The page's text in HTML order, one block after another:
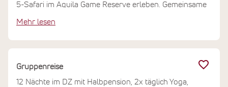
5-Safari im Aquila Game Reserve erleben. Gemeinsame
Kap der Guten Hoffnung schaffen Raum für das, was
Mehr lesen
Gruppenreise
12 Nächte im DZ mit Halbpension, 2x täglich Yoga,